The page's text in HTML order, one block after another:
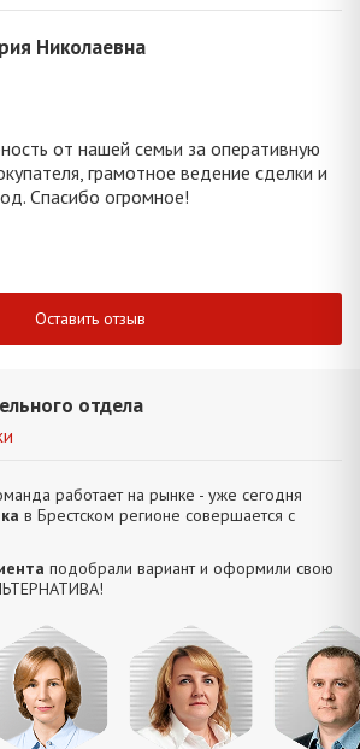
Николаевна
от нашей семьи за оперативную
грамотное ведение сделки и
Спасибо огромное!
Оставить отзыв
отдела
работает на рынке - уже сегодня
в Брестском регионе совершается с
подобрали вариант и оформили свою